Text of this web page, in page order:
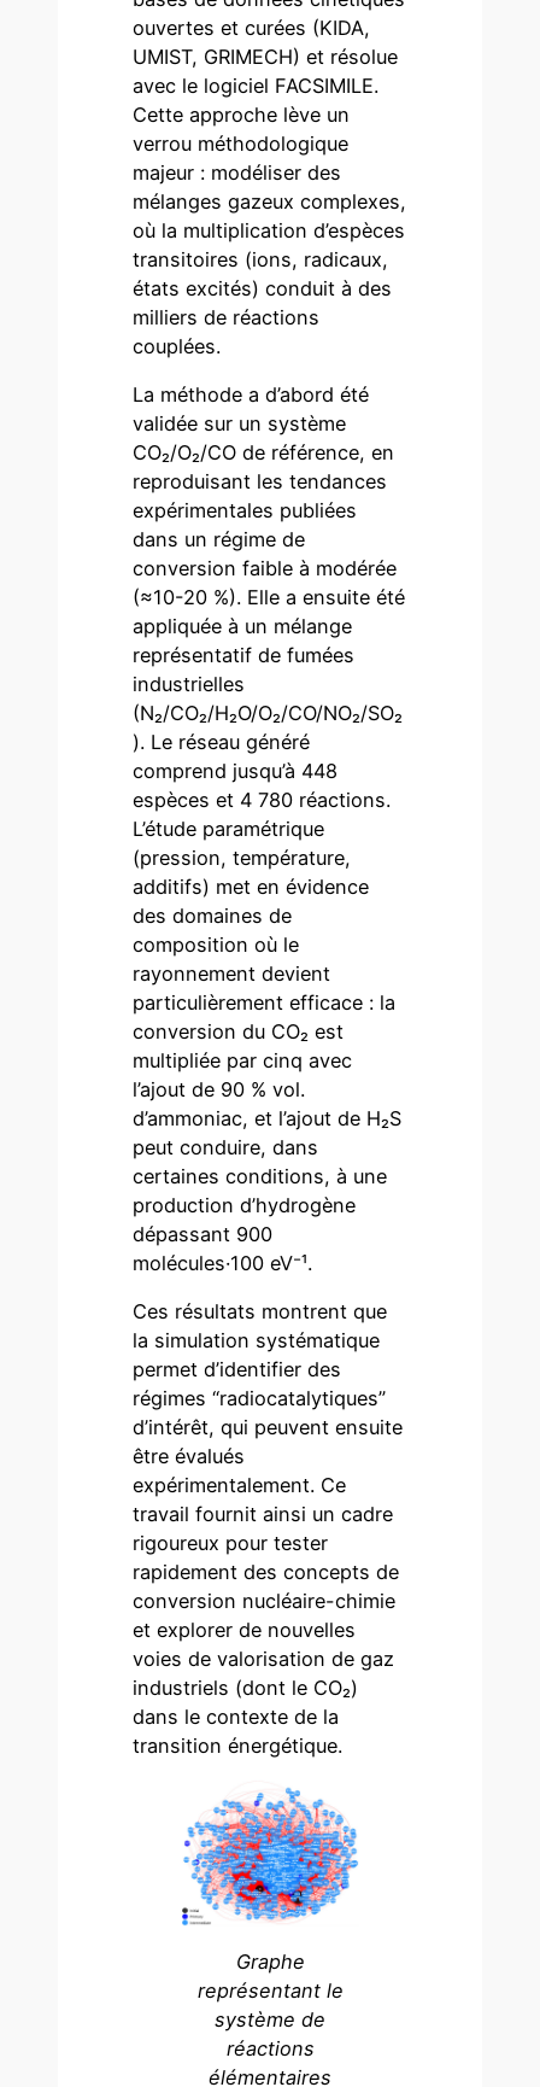
ouvertes et curées (KIDA,
UMIST, GRIMECH) et résolue
avec le logiciel FACSIMILE.
Cette approche lève un
verrou méthodologique
majeur : modéliser des
mélanges gazeux complexes,
où la multiplication d’espèces
transitoires (ions, radicaux,
états excités) conduit à des
milliers de réactions
couplées.
La méthode a d’abord été
validée sur un système
CO₂/O₂/CO de référence, en
reproduisant les tendances
expérimentales publiées
dans un régime de
conversion faible à modérée
(≈10-20 %). Elle a ensuite été
appliquée à un mélange
représentatif de fumées
industrielles
(N₂/CO₂/H₂O/O₂/CO/NO₂/SO₂
). Le réseau généré
comprend jusqu’à 448
espèces et 4 780 réactions.
L’étude paramétrique
(pression, température,
additifs) met en évidence
des domaines de
composition où le
rayonnement devient
particulièrement efficace : la
conversion du CO₂ est
multipliée par cinq avec
l’ajout de 90 % vol.
d’ammoniac, et l’ajout de H₂S
peut conduire, dans
certaines conditions, à une
production d’hydrogène
dépassant 900
molécules·100 eV⁻¹.
Ces résultats montrent que
la simulation systématique
permet d’identifier des
régimes “radiocatalytiques”
d’intérêt, qui peuvent ensuite
être évalués
expérimentalement. Ce
travail fournit ainsi un cadre
rigoureux pour tester
rapidement des concepts de
conversion nucléaire-chimie
et explorer de nouvelles
voies de valorisation de gaz
industriels (dont le CO₂)
dans le contexte de la
transition énergétique.
Graphe
représentant le
système de
réactions
élémentaires